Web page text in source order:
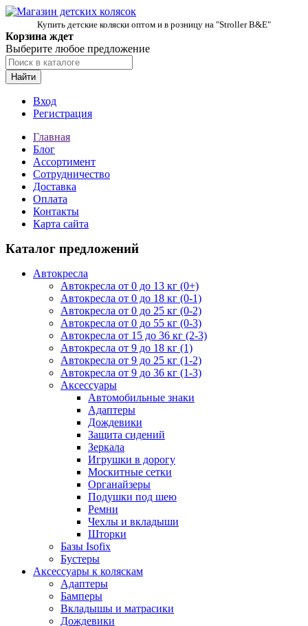
Купить детские коляски оптом и в розницу на "Stroller B&E"
Корзина ждет
Выберите любое предложение
Найти
Вход
Регистрация
Главная
Блог
Ассортимент
Сотрудничество
Доставка
Оплата
Контакты
Карта сайта
Каталог предложений
Автокресла
Автокресла от 0 до 13 кг (0+)
Автокресла от 0 до 18 кг (0-1)
Автокресла от 0 до 25 кг (0-2)
Автокресла от 0 до 55 кг (0-3)
Автокресла от 15 до 36 кг (2-3)
Автокресла от 9 до 18 кг (1)
Автокресла от 9 до 25 кг (1-2)
Автокресла от 9 до 36 кг (1-3)
Аксессуары
Автомобильные знаки
Адаптеры
Дождевики
Защита сидений
Зеркала
Игрушки в дорогу
Москитные сетки
Органайзеры
Подушки под шею
Ремни
Чехлы и вкладыши
Шторки
Базы Isofix
Бустеры
Аксессуары к коляскам
Адаптеры
Бамперы
Вкладышы и матрасики
Дождевики